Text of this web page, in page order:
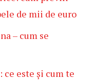
de mii de euro
– cum se
este și cum te